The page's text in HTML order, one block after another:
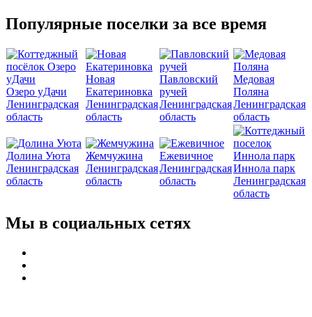
Популярные поселки за все время
Озеро уДачи
Ленинградская
область
Новая
Екатериновка
Ленинградская
область
Павловский
ручей
Ленинградская
область
Медовая
Поляна
Ленинградская
область
Долина Уюта
Ленинградская
область
Жемчужина
Ленинградская
область
Ежевичное
Ленинградская
область
Иннола парк
Ленинградская
область
Мы в социальных сетях